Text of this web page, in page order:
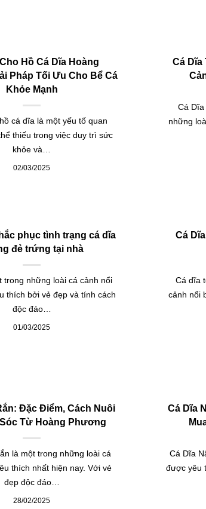
Hồ Cá Dĩa Hoàng
Pháp Tối Ưu Cho Bể Cá
Khỏe Mạnh
cá dĩa là một yếu tố quan
thiếu trong việc duy trì sức
khỏe và…
02/03/2025
Cá Dĩa
Cá Dĩa
những
phục tình trạng cá dĩa
đẻ trứng tại nhà
trong những loài cá cảnh nổi
thích bởi vẻ đẹp và tính cách
độc đáo…
01/03/2025
Cá
Cá dĩa
cảnh nổi
Đặc Điểm, Cách Nuôi
Từ Hoàng Phương
là một trong những loài cá
thích nhất hiện nay. Với vẻ
đẹp độc đáo…
28/02/2025
Cá Dĩa
Cá Dĩa
được yêu